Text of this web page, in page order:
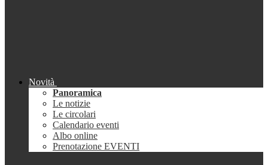
Novità
Panoramica
Le notizie
Le circolari
Calendario eventi
Albo online
Prenotazione EVENTI